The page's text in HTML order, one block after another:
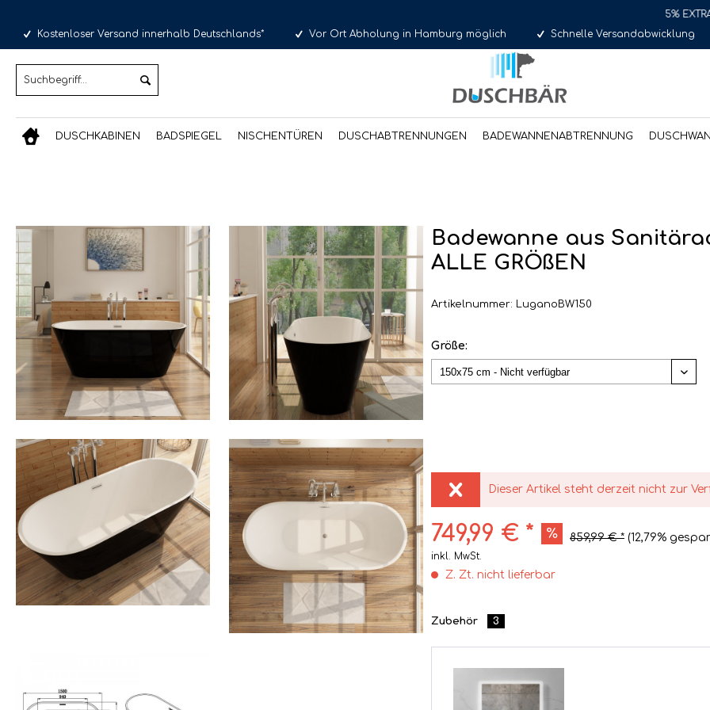
5% EXTRA Rabatt
Kostenloser Versand innerhalb Deutschlands*
Vor Ort Abholung in Hamburg möglich Schnelle Versandabwicklung
DUSCHKABINEN BADSPIEGEL NISCHENTÜREN DUSCHABTRENNUNGEN BADEWANNENABTRENNUNG
Badewanne aus
ALLE GRÖßEN
Artikelnummer: LuganoBW150
Größe:
Dieser Artikel steht derzeit nicht zur
749,99 € * 859,99 € * (12,79%
inkl. MwSt.
Z. Zt. nicht lieferbar
Zubehör 3